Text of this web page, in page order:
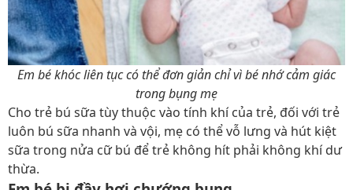
Em bé khóc liên tục có thể đơn giản chỉ vì bé nhớ cảm giác
trong bụng mẹ
Cho trẻ bú sữa tùy thuộc vào tính khí của trẻ, đối với trẻ
luôn bú sữa nhanh và vội, mẹ có thể vỗ lưng và hút kiệt
sữa trong nửa cữ bú để trẻ không hít phải không khí dư
thừa.